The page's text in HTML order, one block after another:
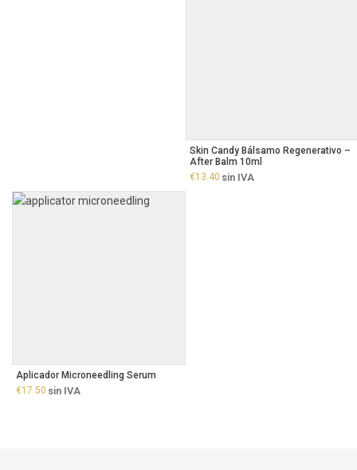
Skin Candy Bálsamo Regenerativo –
After Balm 10ml
€13.40 sin IVA
Aplicador Microneedling Serum
€17.50 sin IVA